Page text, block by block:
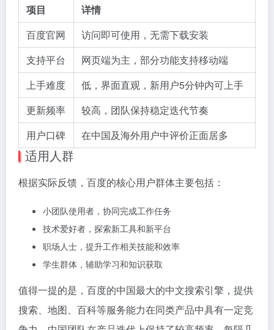
项目
详情
百度官网
访问即可使用，无需下载安装
支持平台
网页端为主，部分功能支持移动端
上手难度
低，界面直观，新用户5分钟内可上手
更新频率
较高，团队保持稳定迭代节奏
用户口碑
在中国及海外用户中评价正面居多
适用人群
根据实际反馈，百度的核心用户群体主要包括：
小团队使用者，协同完成工作任务
技术爱好者，探索新工具和新平台
职场人士，提升工作相关技能和效率
学生群体，辅助学习和知识获取
值得一提的是，百度的中国最大的中文搜索引擎，提供
搜索、地图、百科等服务能力在同类产品中具有一定竞